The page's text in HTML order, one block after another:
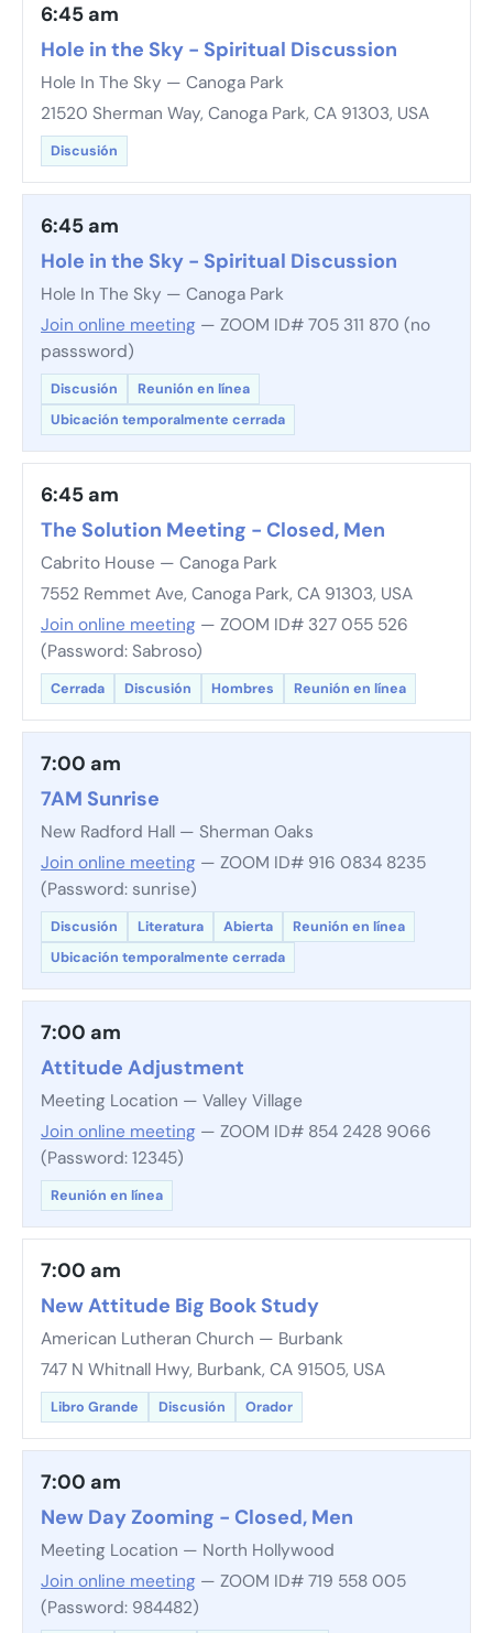
6:45 am
Hole in the Sky - Spiritual Discussion
Hole In The Sky — Canoga Park
21520 Sherman Way, Canoga Park, CA 91303, USA
Discusión
6:45 am
Hole in the Sky - Spiritual Discussion
Hole In The Sky — Canoga Park
Join online meeting — ZOOM ID# 705 311 870 (no
passsword)
Discusión
Reunión en línea
Ubicación temporalmente cerrada
6:45 am
The Solution Meeting - Closed, Men
Cabrito House — Canoga Park
7552 Remmet Ave, Canoga Park, CA 91303, USA
Join online meeting — ZOOM ID# 327 055 526
(Password: Sabroso)
Cerrada Discusión Hombres Reunión en línea
7:00 am
7AM Sunrise
New Radford Hall — Sherman Oaks
Join online meeting — ZOOM ID# 916 0834 8235
(Password: sunrise)
Discusión Literatura Abierta
Reunión en línea
Ubicación temporalmente cerrada
7:00 am
Attitude Adjustment
Meeting Location — Valley Village
Join online meeting — ZOOM ID# 854 2428 9066
(Password: 12345)
Reunión en línea
7:00 am
New Attitude Big Book Study
American Lutheran Church — Burbank
747 N Whitnall Hwy, Burbank, CA 91505, USA
Libro Grande Discusión Orador
7:00 am
New Day Zooming - Closed, Men
Meeting Location — North Hollywood
Join online meeting — ZOOM ID# 719 558 005
(Password: 984482)